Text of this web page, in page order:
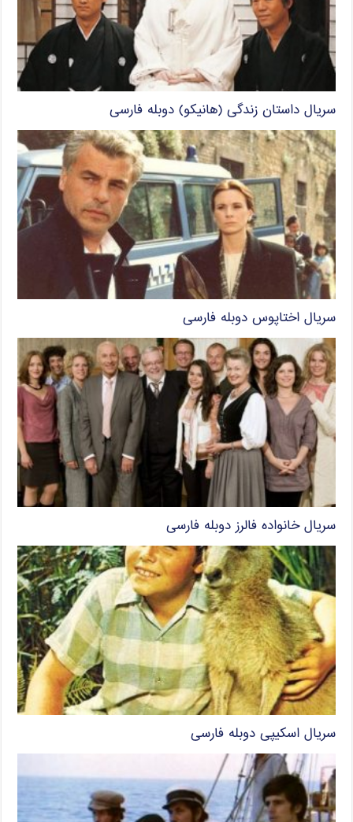
سریال داستان زندگی (هانیکو) دوبله فارسی
سریال اختاپوس دوبله فارسی
سریال خانواده فالرز دوبله فارسی
سریال اسکیپی دوبله فارسی